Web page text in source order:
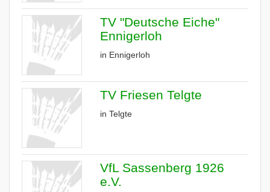
TV "Deutsche Eiche"
Ennigerloh
in Ennigerloh
TV Friesen Telgte
in Telgte
VfL Sassenberg 1926
e.V.